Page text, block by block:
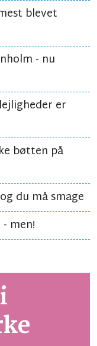
blevet
- nu
er
bøtten på
du må smage
men!